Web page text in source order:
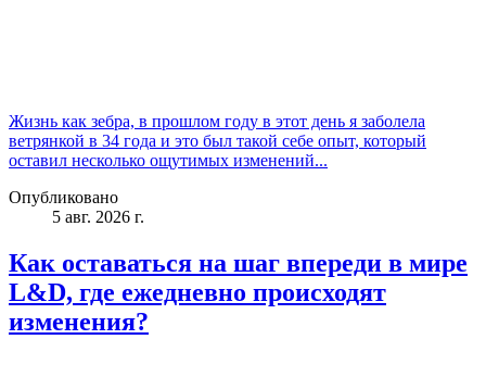
Жизнь как зебра, в прошлом году в этот день я заболела
ветрянкой в 34 года и это был такой себе опыт, который
оставил несколько ощутимых изменений...
Опубликовано
5 авг. 2026 г.
Как оставаться на шаг впереди в мире
L&D, где ежедневно происходят
изменения?